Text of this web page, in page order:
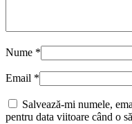
Nume *
Email *
Salvează-mi numele,
pentru data viitoare când o